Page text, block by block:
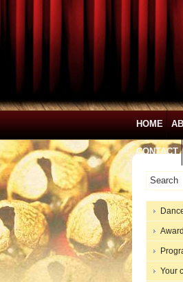
HOME
CONTACT
Your